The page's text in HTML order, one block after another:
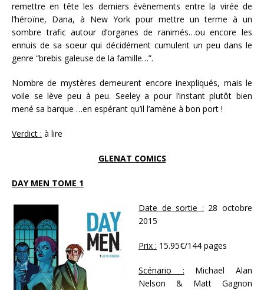
remettre en tête les derniers évènements entre la virée de
l’héroïne, Dana, à New York pour mettre un terme à un
sombre trafic autour d’organes de ranimés…ou encore les
ennuis de sa soeur qui décidément cumulent un peu dans le
genre “brebis galeuse de la famille…”.
Nombre de mystères demeurent encore inexpliqués, mais le
voile se lève peu à peu. Seeley a pour l’instant plutôt bien
mené sa barque …en espérant qu’il l’amène à bon port !
Verdict : à lire
GLENAT COMICS
DAY MEN TOME 1
Date de sortie : 28 octobre
2015
Prix : 15.95€/144 pages
Scénario : Michael Alan
Nelson & Matt Gagnon